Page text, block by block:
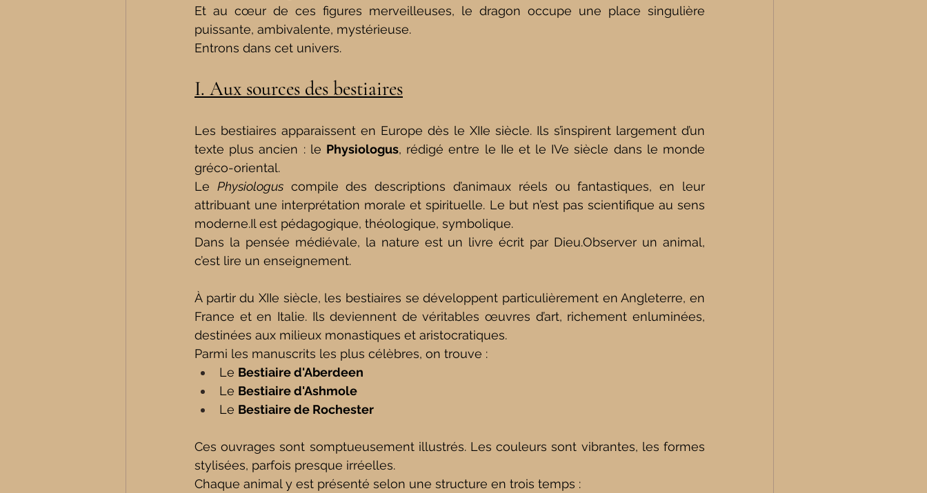
Et au cœur de ces figures merveilleuses, le dragon occupe une place singulière
puissante, ambivalente, mystérieuse.
Entrons dans cet univers.
I. Aux sources des bestiaires
Les bestiaires apparaissent en Europe dès le XIIe siècle. Ils s’inspirent largement d’un
texte plus ancien : le Physiologus, rédigé entre le IIe et le IVe siècle dans le monde
gréco-oriental.
Le Physiologus compile des descriptions d’animaux réels ou fantastiques, en leur
moderne.Il est pédagogique, théologique, symbolique.
Dans la pensée médiévale, la nature est un livre écrit par Dieu.Observer un animal,
c’est lire un enseignement.
À partir du XIIe siècle, les bestiaires se développent particulièrement en Angleterre, en
France et en Italie. Ils deviennent de véritables œuvres d’art, richement enluminées,
destinées aux milieux monastiques et aristocratiques.
Parmi les manuscrits les plus célèbres, on trouve :
Le Bestiaire d'Aberdeen
Le Bestiaire d'Ashmole
Le Bestiaire de Rochester
Ces ouvrages sont somptueusement illustrés. Les couleurs sont vibrantes, les formes
stylisées, parfois presque irréelles.
Chaque animal y est présenté selon une structure en trois temps :